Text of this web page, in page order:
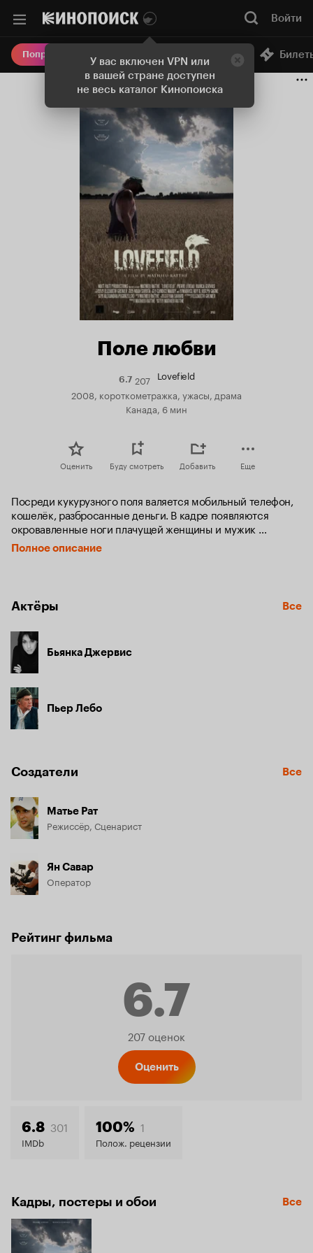
У вас включен VPN или
в вашей стране доступен
не весь каталог Кинопоиска
Войти
Попробовать Плюс Онлайн-кинотеатр
Поле любви
6.7Рейтинг
207 Lovefield
2008, короткометражка, ужасы, драма
Канада, 6 мин
Оценить Буду смотреть Добавить Еще
Посреди кукурузного поля валяется мобильный телефон,
кошелёк, разбросанные деньги. В кадре появляются
окровавленные ноги плачущей женщины и мужик
с ножом. Он бежит к пикапу, оставленному на дороге
и судорожно пытается найти какое-нибудь тряпьё. Каркает
Полное описание
Актёры Все
Бьянка Джервис
Пьер Лебо
Создатели Все
Матье Рат
Режиссёр, Сценарист
Ян Савар
Оператор
Рейтинг фильма
6.7
Рейтинг
6.7
207 оценок
Оценить
6.8 301
IMDb
100% 1
Полож. рецензии
Кадры, постеры и обои Все